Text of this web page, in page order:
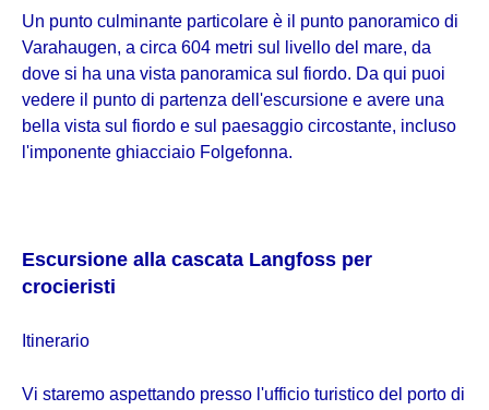
Un punto culminante particolare è il punto panoramico di
Varahaugen, a circa 604 metri sul livello del mare, da
dove si ha una vista panoramica sul fiordo. Da qui puoi
vedere il punto di partenza dell'escursione e avere una
bella vista sul fiordo e sul paesaggio circostante, incluso
l'imponente ghiacciaio Folgefonna.
Escursione alla cascata Langfoss per
crocieristi
Itinerario
Vi staremo aspettando presso l'ufficio turistico del porto di